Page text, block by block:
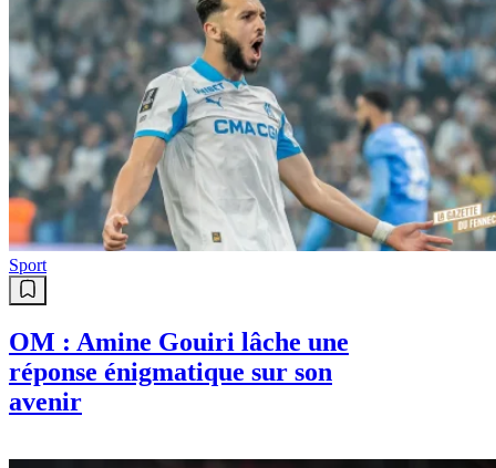
Sport
OM : Amine Gouiri lâche une
réponse énigmatique sur son
avenir